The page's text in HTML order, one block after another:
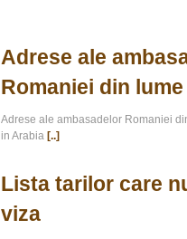
Adrese ale
Romaniei din lume
Adrese ale ambasadelor Romaniei
in Arabia [..]
Lista tarilor care
viza